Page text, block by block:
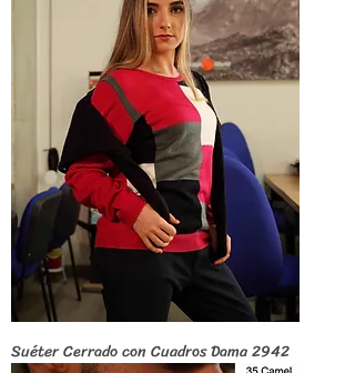
Suéter Cerrado con Cuadros Dama 2942